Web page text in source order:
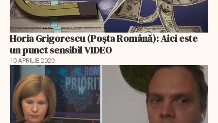
Horia Grigorescu (Poșta Română): Aici este
un punct sensibil VIDEO
10 APRILIE 2020
EXCLUSIV